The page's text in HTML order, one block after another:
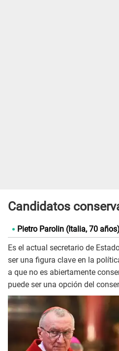
Candidatos
Pietro Parolin (Italia, 70 años)
Es el actual secretario de
ser una figura clave en la
a que no es abiertamente
puede ser una opción del